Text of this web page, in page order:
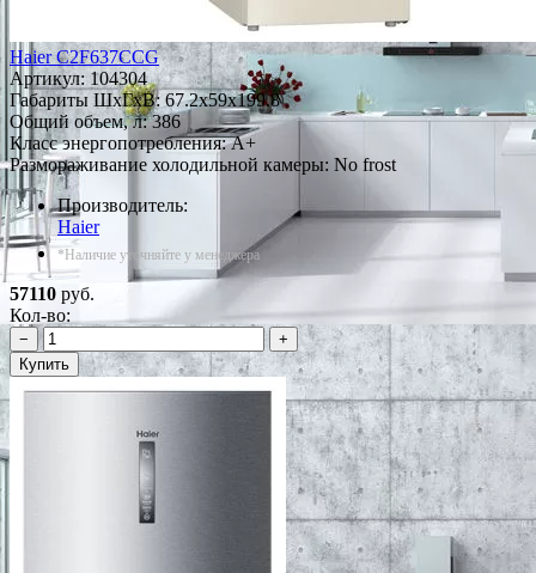
Haier C2F637CCG
Артикул: 104304
Габариты ШxГxВ: 67.2x59x199.8
Общий объем, л: 386
Класс энергопотребления: A+
Размораживание холодильной камеры: No frost
Производитель:
Haier
*Наличие уточняйте у менеджера
57110 руб.
Кол-во:
−
+
Купить